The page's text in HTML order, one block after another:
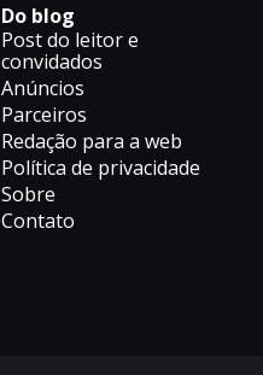
Do blog
Post do leitor e
convidados
Anúncios
Parceiros
Redação para a web
Política de privacidade
Sobre
Contato